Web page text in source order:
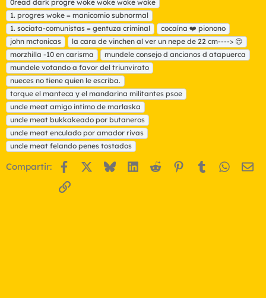
e
t
a
s
0read dark progre woke woke woke woke
1. progres woke = manicomio subnormal
1. sociata-comunistas = gentuza criminal
cocaína ❤️ pionono
john mctonicas
la cara de vinchen al ver un nepe de 22 cm----> 😍
morzhilla -10 en carisma
mundele consejo d ancianos d atapuerca
mundele votando a favor del triunvirato
nueces no tiene quien le escriba.
torque el manteca y el mandarina militantes psoe
uncle meat amigo intimo de marlaska
uncle meat bukkakeado por butaneros
uncle meat enculado por amador rivas
uncle meat felando penes tostados
Compartir: Facebook BlueskyLinkedIn
Reddit Pinterest
Tumblr
Enlace